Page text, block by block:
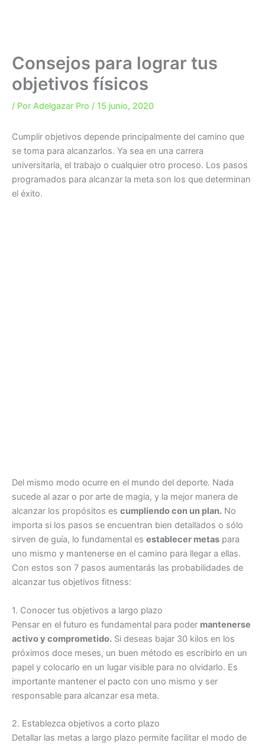
Consejos para lograr tus
objetivos físicos
/ Por Adelgazar Pro / 15 junio, 2020
Cumplir objetivos depende principalmente del camino que
se toma para alcanzarlos. Ya sea en una carrera
universitaria, el trabajo o cualquier otro proceso. Los pasos
programados para alcanzar la meta son los que determinan
el éxito.
Del mismo modo ocurre en el mundo del deporte. Nada
sucede al azar o por arte de magia, y la mejor manera de
alcanzar los propósitos es cumpliendo con un plan. No
importa si los pasos se encuentran bien detallados o sólo
sirven de guía, lo fundamental es establecer metas para
uno mismo y mantenerse en el camino para llegar a ellas.
Con estos son 7 pasos aumentarás las probabilidades de
alcanzar tus objetivos fitness:
1. Conocer tus objetivos a largo plazo
Pensar en el futuro es fundamental para poder mantenerse
activo y comprometido. Si deseas bajar 30 kilos en los
próximos doce meses, un buen método es escribirlo en un
papel y colocarlo en un lugar visible para no olvidarlo. Es
importante mantener el pacto con uno mismo y ser
responsable para alcanzar esa meta.
2. Establezca objetivos a corto plazo
Detallar las metas a largo plazo permite facilitar el modo de